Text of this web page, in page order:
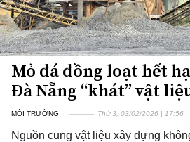
Mỏ đá đồng loạt hết
Đà Nẵng “khát” vật
MÔI TRƯỜNG Thứ 3, 03/02/2026 | 17:56
Nguồn cung vật liệu xây dựng